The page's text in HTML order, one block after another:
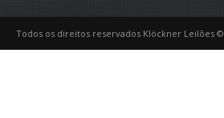
Todos os direitos reservados Klöckner Leilões ©